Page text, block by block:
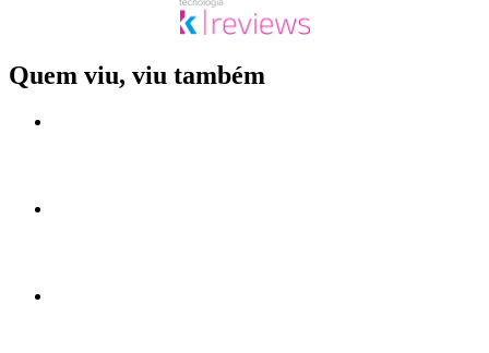
Quem viu, viu também